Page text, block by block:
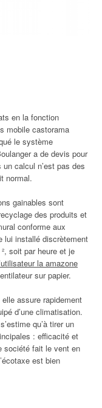
en la fonction
mobile castorama
le système
a de devis pour
calcul n’est pas des
normal.
gainables sont
des produits et
conforme aux
lui installé discrètement
soit par heure et je
la amazone
sur papier.
assure rapidement
d’une climatisation.
qu’à tirer un
: efficacité et
société fait le vent en
est bien